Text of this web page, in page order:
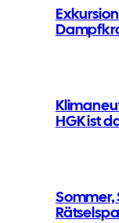
HGK ist
Sommer,